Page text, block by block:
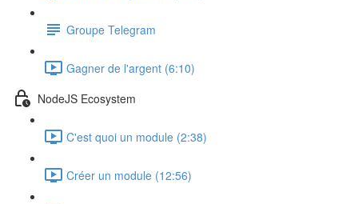
Groupe Telegram
Gagner de l'argent (6:10)
NodeJS Ecosystem
C'est quoi un module (2:38)
Créer un module (12:56)